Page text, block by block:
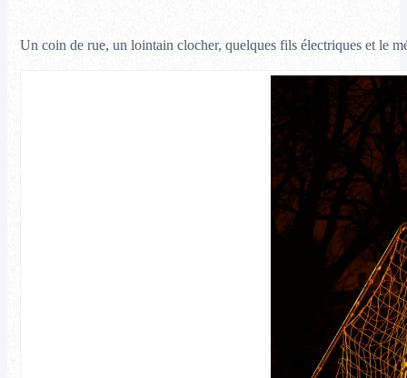
Un coin de rue, un lointain clocher, quelques fils électriques et le